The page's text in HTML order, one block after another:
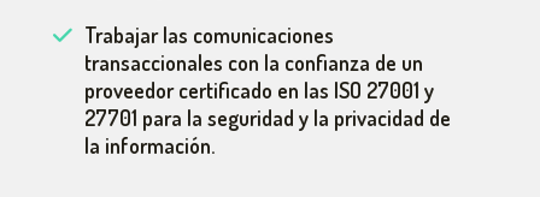
Trabajar las comunicaciones
transaccionales con la confianza de un
proveedor certificado en las ISO 27001 y
27701 para la seguridad y la privacidad de
la información.